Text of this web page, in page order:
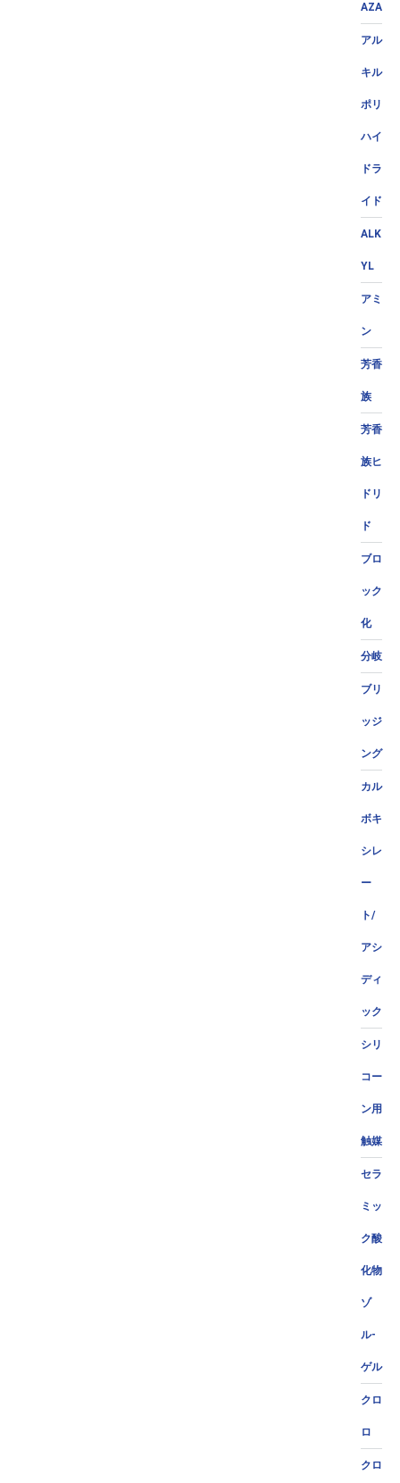
AZA
アル
キル
ポリ
ハイ
ドラ
イド
ALK
YL
アミ
ン
芳香
族
芳香
族ヒ
ドリ
ド
ブロ
ック
化
分岐
ブリ
ッジ
ング
カル
ボキ
シレ
ー
ト/
アシ
ディ
ック
シリ
コー
ン用
触媒
セラ
ミッ
ク酸
化物
ゾ
ル-
ゲル
クロ
ロ
クロ